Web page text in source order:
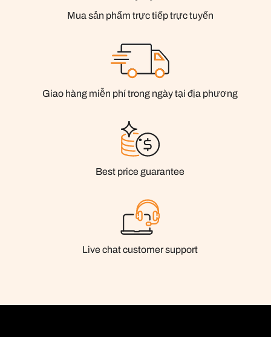
Mua sản phẩm trực tiếp trực tuyến
Giao hàng miễn phí trong ngày tại địa phương
Best price guarantee
Live chat customer support